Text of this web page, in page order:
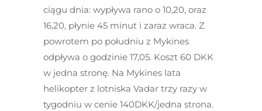
ciągu dnia: wypływa rano o 10,20, oraz
16,20, płynie 45 minut i zaraz wraca. Z
powrotem po południu z Mykines
odpływa o godzinie 17,05. Koszt 60 DKK
w jedna stronę. Na Mykines lata
helikopter z lotniska Vadar trzy razy w
tygodniu w cenie 140DKK/jedna strona.